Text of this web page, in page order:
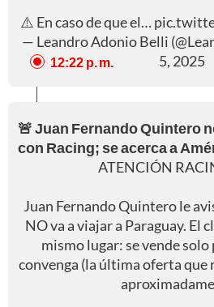
⚠️ En caso de que el…
— Leandro Adonio Belli
5, 2025
12:22 p. m.
🚨 Juan Fernando Quintero
con Racing; se acerca a
ATENCIÓN
Juan Fernando Quintero le
NO va a viajar a Paraguay. El
mismo lugar: se vende
convenga (la última oferta que